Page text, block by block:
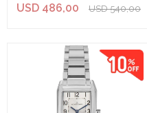
USD 486,00 USD 540,00